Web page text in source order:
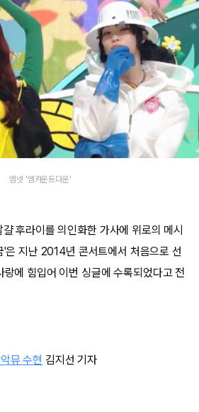
엠넷 '엠카운트다운'
후라이를 의인화한 가사에 위로의 메시
은 지난 2014년 콘서트에서 처음으로 선
에 힘입어 이번 싱글에 수록되었다고 전
뮤 수현 김지선 기자